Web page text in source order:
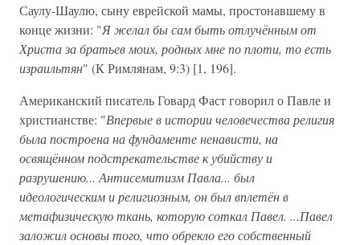
Саулу-Шаулю, сыну еврейской мамы, простонавшему в
конце жизни: "Я желал бы сам быть отлучённым от
Христа за братьев моих, родных мне по плоти, то есть
израильтян" (К Римлянам, 9:3) [1, 196].
Американский писатель Говард Фаст говорил о Павле и
христианстве: "Впервые в истории человечества религия
была построена на фундаменте ненависти, на
освящённом подстрекательстве к убийству и
разрушению... Антисемитизм Павла... был
идеологическим и религиозным, он был вплетён в
метафизическую ткань, которую соткал Павел. ...Павел
заложил основы того, что обрекло его собственный